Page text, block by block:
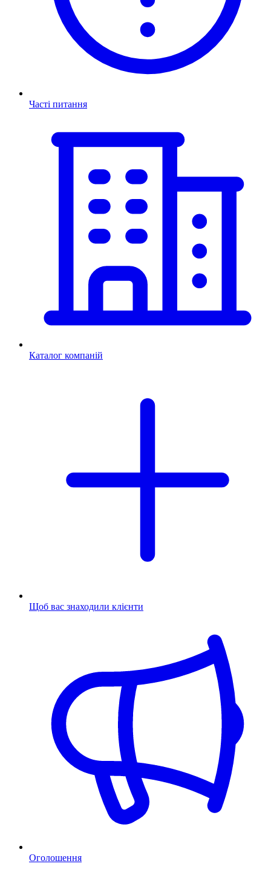
Часті питання
Каталог компаній
Щоб вас знаходили клієнти
Оголошення